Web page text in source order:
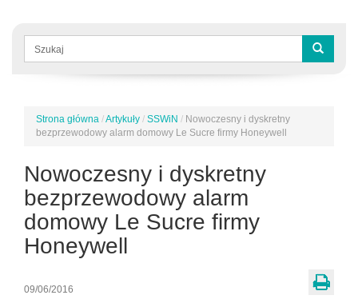
Formularz
wyszukiwania
Jesteś
tutaj
Strona główna /Artykuły / SSWiN / Nowoczesny i dyskretny
bezprzewodowy alarm domowy Le Sucre firmy Honeywell
Nowoczesny i dyskretny
bezprzewodowy alarm
domowy Le Sucre firmy
Honeywell
09/06/2016